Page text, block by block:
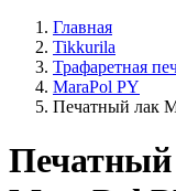
Главная
Tikkurila
Трафаретная
MaraPol PY
Печатный лак